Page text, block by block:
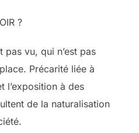
?
pas vu, qui n’est pas
Précarité liée à
l’exposition à des
de la naturalisation